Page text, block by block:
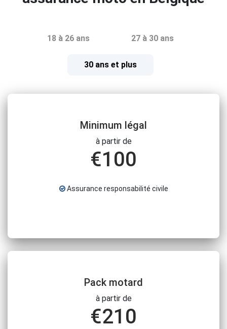
18 à 26 ans 27 à 30 ans
30 ans et plus
Minimum légal
à partir de
€100
Assurance responsabilité civile
Pack motard
à partir de
€210